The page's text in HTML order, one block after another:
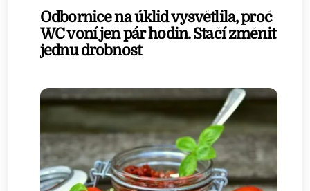
Odbornice na úklid vysvětlila, proč
WC voní jen pár hodin. Stačí změnit
jednu drobnost